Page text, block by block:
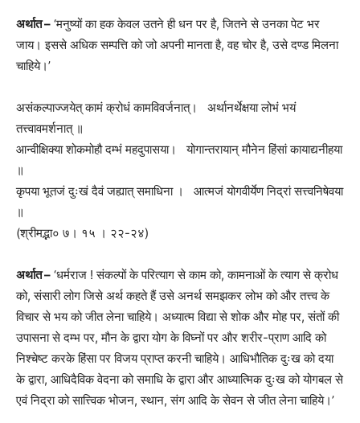
अर्थात – ‘मनुष्यों का हक केवल उतने ही धन पर है, जितने से उनका पेट भर
जाय। इससे अधिक सम्पत्ति को जो अपनी मानता है, वह चोर है, उसे दण्ड मिलना
चाहिये।’
असंकल्पाज्जयेत् कामं क्रोधं कामविवर्जनात्। अर्थानर्थेक्षया लोभं भयं
तत्त्वावमर्शनात् ॥
आन्वीक्षिक्या शोकमोहौ दम्भं महदुपासया। योगान्तरायान् मौनेन हिंसां कायाद्यनीहया
॥
कृपया भूतजं दुःखं दैवं जह्यात् समाधिना । आत्मजं योगवीर्येण निद्रां सत्त्वनिषेवया
॥
(श्रीमद्भा० ७। १५ । २२-२४)
अर्थात – ‘धर्मराज ! संकल्पों के परित्याग से काम को, कामनाओं के त्याग से क्रोध
को, संसारी लोग जिसे अर्थ कहते हैं उसे अनर्थ समझकर लोभ को और तत्त्व के
विचार से भय को जीत लेना चाहिये। अध्यात्म विद्या से शोक और मोह पर, संतों की
उपासना से दम्भ पर, मौन के द्वारा योग के विघ्नों पर और शरीर-प्राण आदि को
निश्चेष्ट करके हिंसा पर विजय प्राप्त करनी चाहिये। आधिभौतिक दुःख को दया
के द्वारा, आधिदैविक वेदना को समाधि के द्वारा और आध्यात्मिक दुःख को योगबल से
एवं निद्रा को सात्त्विक भोजन, स्थान, संग आदि के सेवन से जीत लेना चाहिये।’